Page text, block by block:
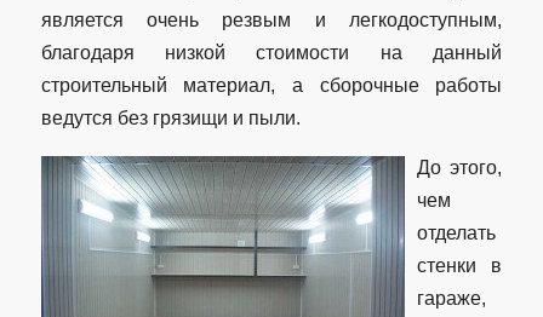
является очень резвым и легкодоступным,
благодаря низкой стоимости на данный
строительный материал, а сборочные работы
ведутся без грязищи и пыли.
До этого,
чем
отделать
стенки в
гараже,